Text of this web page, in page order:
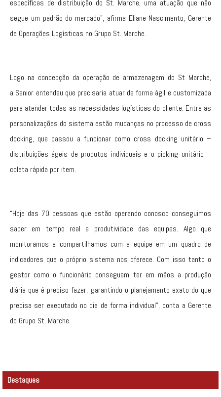
específicas de distribuição do St. Marche, uma atuação que não
segue um padrão do mercado”, afirma Eliane Nascimento, Gerente
de Operações Logísticas no Grupo St. Marche.
Logo na concepção da operação de armazenagem do St Marche,
a Senior entendeu que precisaria atuar de forma ágil e customizada
para atender todas as necessidades logísticas do cliente. Entre as
personalizações do sistema estão mudanças no processo de cross
docking, que passou a funcionar como cross docking unitário –
distribuições ágeis de produtos individuais e o picking unitário –
coleta rápida por item.
“Hoje das 70 pessoas que estão operando conosco conseguimos
saber em tempo real a produtividade das equipes. Algo que
monitoramos e compartilhamos com a equipe em um quadro de
indicadores que o próprio sistema nos oferece. Com isso tanto o
gestor como o funcionário conseguem ter em mãos a produção
diária que é preciso fazer, garantindo o planejamento exato do que
precisa ser executado no dia de forma individual”, conta a Gerente
do Grupo St. Marche.
Destaques